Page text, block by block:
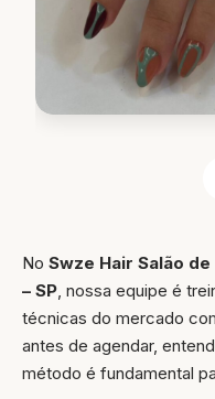
No Swze Hair Salão
– SP, nossa equipe é
técnicas do mercado
antes de agendar,
método é fundamental